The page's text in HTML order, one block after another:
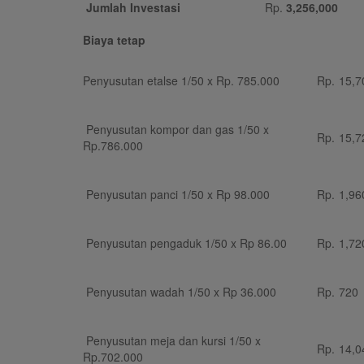
Jumlah Investasi Rp. 3,256,000
Biaya tetap
Penyusutan etalse 1/50 x Rp. 785.000 Rp.
Penyusutan kompor dan gas 1/50 x
Rp.786.000
Rp.
Penyusutan panci 1/50 x Rp 98.000 Rp.
Penyusutan pengaduk 1/50 x Rp 86.00 Rp.
Penyusutan wadah 1/50 x Rp 36.000 Rp. 720
Penyusutan meja dan kursi 1/50 x
Rp.702.000
Rp.